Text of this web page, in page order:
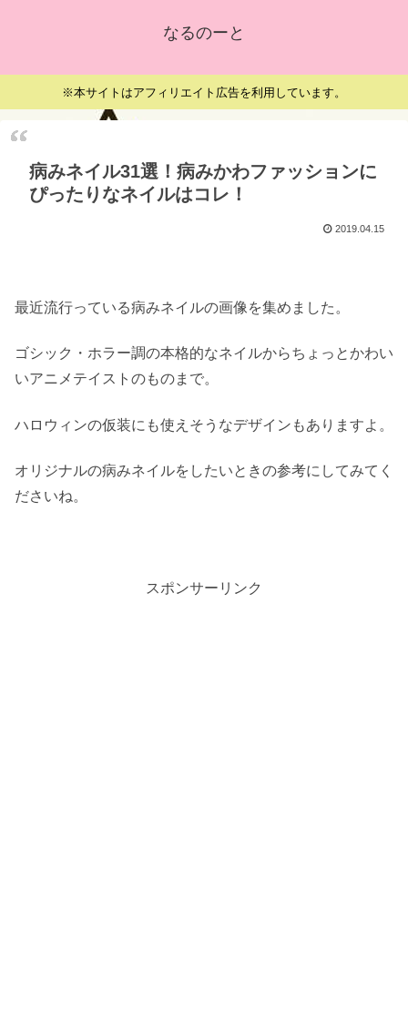
なるのーと
※本サイトはアフィリエイト広告を利用しています。
病みネイル31選！病みかわファッションに
ぴったりなネイルはコレ！
2019.04.15
最近流行っている病みネイルの画像を集めました。
ゴシック・ホラー調の本格的なネイルからちょっとかわい
いアニメテイストのものまで。
ハロウィンの仮装にも使えそうなデザインもありますよ。
オリジナルの病みネイルをしたいときの参考にしてみてく
ださいね。
スポンサーリンク